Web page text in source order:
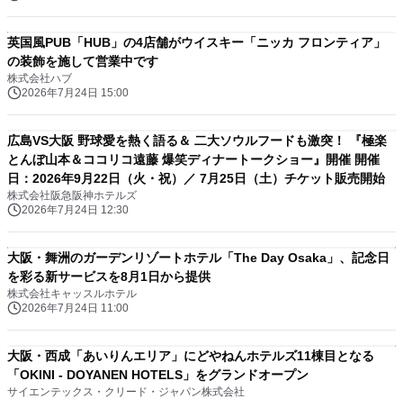
英国風PUB「HUB」の4店舗がウイスキー「ニッカ フロンティア」
の装飾を施して営業中です
株式会社ハブ
2026年7月24日 15:00
広島VS大阪 野球愛を熱く語る＆ 二大ソウルフードも激突！ 『極楽
とんぼ山本＆ココリコ遠藤 爆笑ディナートークショー』開催 開催
日：2026年9月22日（火・祝）／ 7月25日（土）チケット販売開始
株式会社阪急阪神ホテルズ
2026年7月24日 12:30
大阪・舞洲のガーデンリゾートホテル「The Day Osaka」、記念日
を彩る新サービスを8月1日から提供
株式会社キャッスルホテル
2026年7月24日 11:00
大阪・西成「あいりんエリア」にどやねんホテルズ11棟目となる
「OKINI - DOYANEN HOTELS」をグランドオープン
サイエンテックス・クリード・ジャパン株式会社